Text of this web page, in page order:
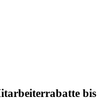
bis